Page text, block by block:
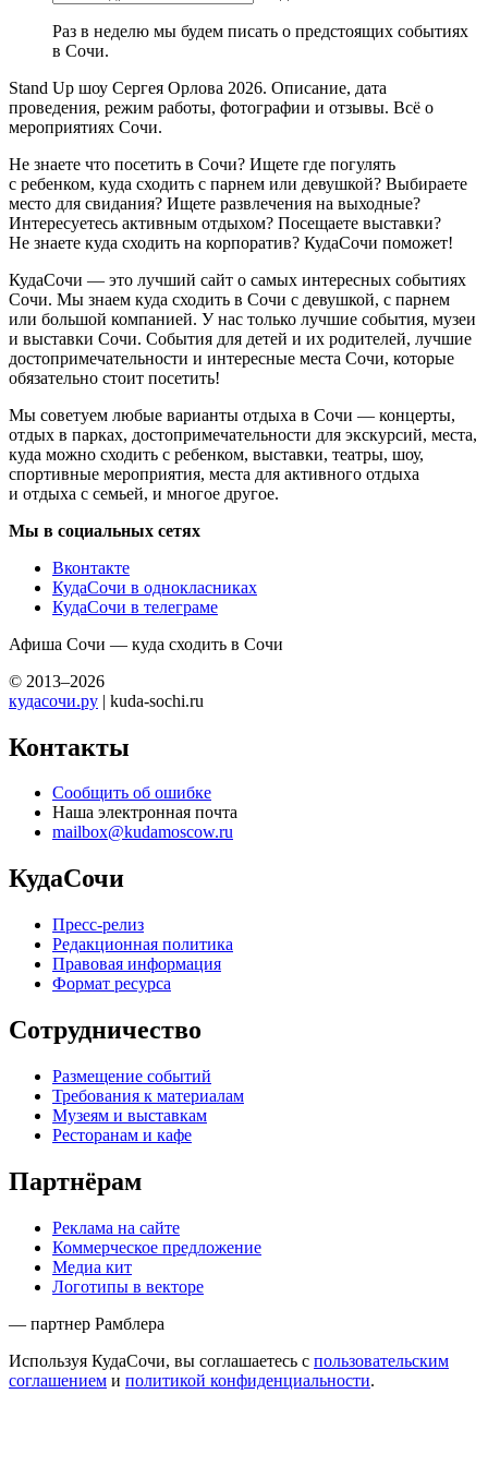
Раз в неделю мы будем писать о предстоящих событиях
в Сочи.
Stand Up шоу Сергея Орлова 2026. Описание, дата
проведения, режим работы, фотографии и отзывы. Всё о
мероприятиях Сочи.
Не знаете что посетить в Сочи? Ищете где погулять
с ребенком, куда сходить с парнем или девушкой? Выбираете
место для свидания? Ищете развлечения на выходные?
Интересуетесь активным отдыхом? Посещаете выставки?
Не знаете куда сходить на корпоратив? КудаСочи поможет!
КудаСочи — это лучший сайт о самых интересных событиях
Сочи. Мы знаем куда сходить в Сочи с девушкой, с парнем
или большой компанией. У нас только лучшие события, музеи
и выставки Сочи. События для детей и их родителей, лучшие
достопримечательности и интересные места Сочи, которые
обязательно стоит посетить!
Мы советуем любые варианты отдыха в Сочи — концерты,
отдых в парках, достопримечательности для экскурсий, места,
куда можно сходить с ребенком, выставки, театры, шоу,
спортивные мероприятия, места для активного отдыха
и отдыха с семьей, и многое другое.
Мы в социальных сетях
Вконтакте
КудаСочи в однокласниках
КудаСочи в телеграме
Афиша Сочи — куда сходить в Сочи
© 2013–2026
кудасочи.ру | kuda-sochi.ru
Контакты
Сообщить об ошибке
Наша электронная почта
mailbox@kudamoscow.ru
КудаСочи
Пресс-релиз
Редакционная политика
Правовая информация
Формат ресурса
Сотрудничество
Размещение событий
Требования к материалам
Музеям и выставкам
Ресторанам и кафе
Партнёрам
Реклама на сайте
Коммерческое предложение
Медиа кит
Логотипы в векторе
— партнер Рамблера
Используя КудаСочи, вы соглашаетесь с пользовательским
соглашением и политикой конфиденциальности.